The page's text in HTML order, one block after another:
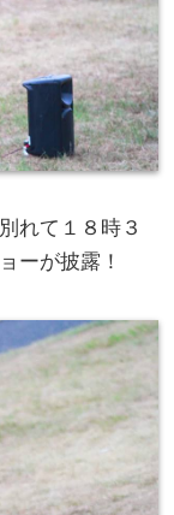
れて１８時３
ーが披露！